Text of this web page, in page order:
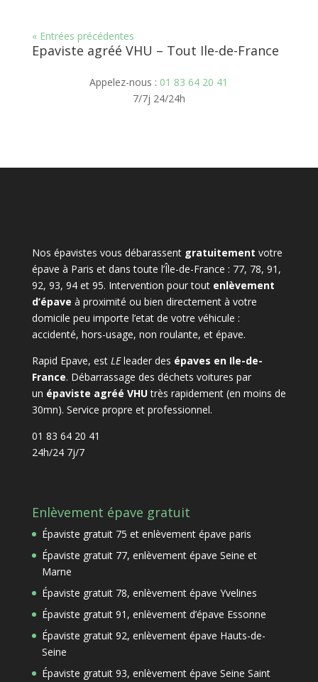
« Entrées précédentes
Epaviste agréé VHU – Tout Ile-de-France
Appelez-nous : 01 83 64 20 41
7/7j 24/24h
Nos épavistes vous débarassent gratuitement votre
épave à Paris et dans toute l’Île-de-France : 77, 78, 91,
92, 93, 94 et 95. Intervention pour tout enlèvement
d’épave à proximité ou bien directement à votre
domicile peu importe l’etat de votre véhicule :
accidenté, hors-usage, non roulante, et épave.
Rapid Epave, est LEleader des épaves en Ile-de-
France. Débarrassage des déchets voitures par
un épaviste agréé VHUtrès rapidement (en moins de
30mn). Service propre et professionnel.
01 83 64 20 41
24h/24 7j/7
Enlèvement épave gratuit
Épaviste gratuit 75 et enlèvement épave paris
Épaviste gratuit 77, enlèvement épave Seine et
Marne
Épaviste gratuit 78, enlèvement épave Yvelines
Épaviste gratuit 91, enlèvement d’épave Essonne
Épaviste gratuit 92, enlèvement épave Hauts-de-
Seine
Épaviste gratuit 93, enlèvement épave Seine Saint